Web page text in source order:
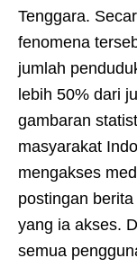
Tenggara.
fenomena
jumlah
lebih 50% dari
gambaran
masyarakat
mengakses
postingan
yang ia akses.
semua